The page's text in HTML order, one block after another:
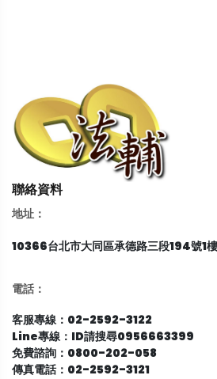
聯絡資料
地址：
10366台北市大同區承德路三段194號1
電話：
客服專線：02-2592-3122
Line專線：ID請搜尋0956663399
免費諮詢：0800-202-058
傳真電話：02-2592-3121